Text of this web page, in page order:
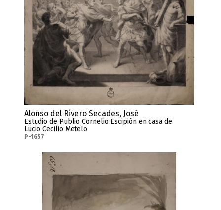
Alonso del Rivero Secades, José
Estudio de Publio Cornelio Escipión en casa de
Lucio Cecilio Metelo
P-1657